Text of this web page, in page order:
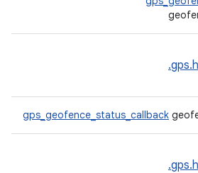
gps.h.
gps_geofence_status_callback
gps.h.